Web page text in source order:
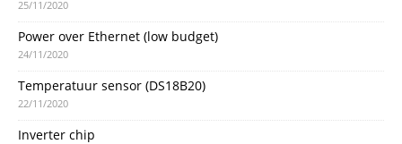
25/11/2020
Power over Ethernet (low budget)
24/11/2020
Temperatuur sensor (DS18B20)
22/11/2020
Inverter chip